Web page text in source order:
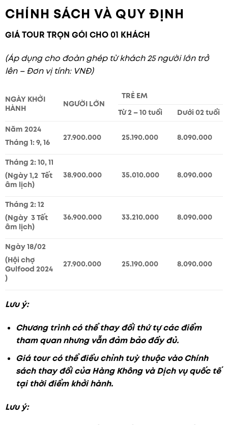
CHÍNH SÁCH VÀ QUY ĐỊNH
GIÁ TOUR TRỌN GÓI CHO 01 KHÁCH
(Áp dụng cho đoàn ghép từ khách 25 người lớn trở
lên – Đơn vị tính: VNĐ)
NGÀY KHỞI
HÀNH
NGƯỜI LỚN
TRẺ EM
Từ 2 – 10 tuổi
Dưới 02 tuổi
Năm 2024
Tháng 1: 9, 16
27.900.000 25.190.000 8.090.000
Tháng 2: 10, 11
(Ngày 1,2 Tết
âm lịch)
38.900.000 35.010.000 8.090.000
Tháng 2: 12
(Ngày 3 Tết
âm lịch)
36.900.000 33.210.000 8.090.000
Ngày 18/02
(Hội chợ
Gulfood 2024
)
27.900.000 25.190.000 8.090.000
Lưu ý:
Chương trình có thể thay đổi thứ tự các điểm
tham quan nhưng vẫn đảm bảo đầy đủ.
Giá tour có thể điều chỉnh tuỳ thuộc vào Chính
sách thay đổi của Hàng Không và Dịch vụ quốc tế
tại thời điểm khởi hành.
Lưu ý: